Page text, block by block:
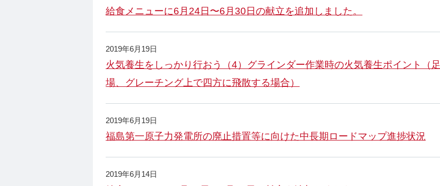
給食メニューに6月24日〜6月30日の献立を追加しました。
2019年6月19日
火気養生をしっかり行おう（4）グラインダー作業時の火気養生ポイント（足
場、グレーチング上で四方に飛散する場合）
2019年6月19日
福島第一原子力発電所の廃止措置等に向けた中長期ロードマップ進捗状況
2019年6月14日